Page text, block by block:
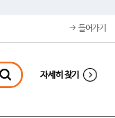
들어가기
자세히 찾기